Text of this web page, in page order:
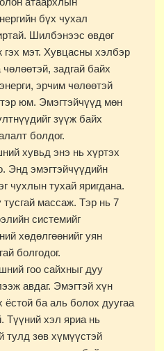
бүх чухал
Шилбэнээс өвдөг
мэт. Хувцасны хэлбэр
задгай байх
эрчим чөлөөтэй
юм. Эмэгтэйчүүд мөн
зүүж байх
болдог.
хувьд энэ нь хүртэх
Энд эмэгтэйчүүдийн
чухлын тухай яригдана.
массаж. Тэр нь 7
системийг
хөдөлгөөнийг уян
болгодог.
гоо сайхныг дуу
авдаг. Эмэгтэй хүн
ба аль болох дуугаа
Түүний хэл яриа нь
тулд зөв хүмүүстэй